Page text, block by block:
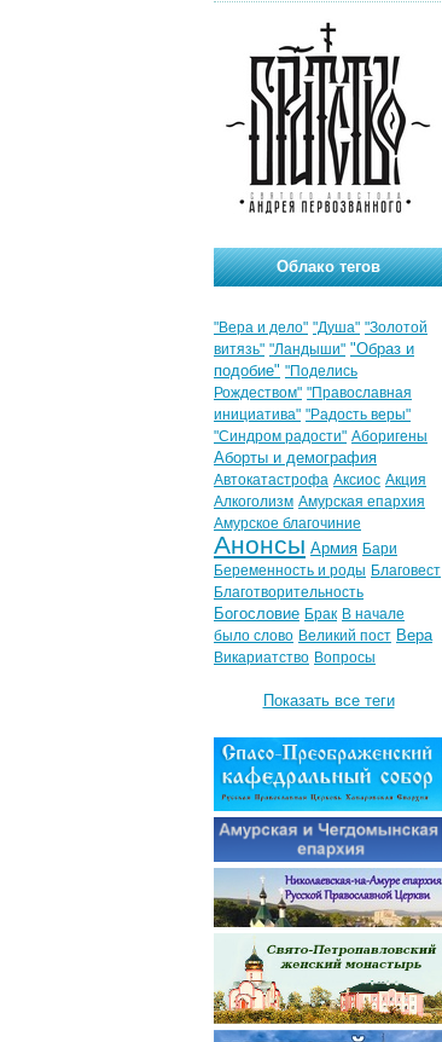
Облако тегов
"Вера и дело" "Душа" "Золотой
витязь" "Ландыши" "Образ и
подобие" "Поделись
Рождеством" "Православная
инициатива" "Радость веры"
"Синдром радости" Аборигены
Аборты и демография
Автокатастрофа Аксиос Акция
Алкоголизм Амурская епархия
Амурское благочиние
Анонсы Армия Бари
Беременность и роды Благовест
Благотворительность
Богословие Брак В начале
было слово Великий пост Вера
Викариатство Вопросы
Показать все теги